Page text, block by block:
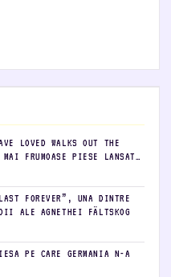
LOVED WALKS OUT THE
FRUMOASE PIESE LANSATE
FOREVER”, UNA DINTRE
ALE AGNETHEI FÄLTSKOG
PE CARE GERMANIA N-A